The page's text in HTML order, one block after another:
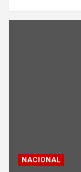
NACIONAL